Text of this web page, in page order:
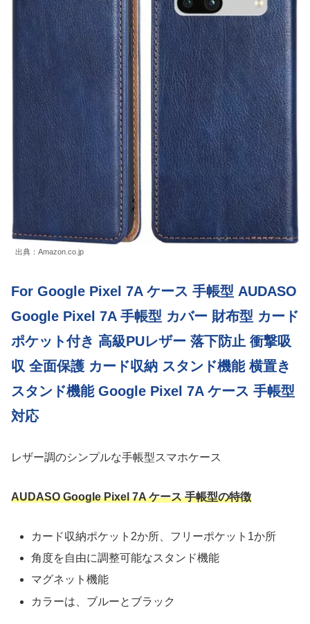
出典：Amazon.co.jp
For Google Pixel 7A ケース 手帳型 AUDASO
Google Pixel 7A 手帳型 カバー 財布型 カード
ポケット付き 高級PUレザー 落下防止 衝撃吸
収 全面保護 カード収納 スタンド機能 横置き
スタンド機能 Google Pixel 7A ケース 手帳型
対応
レザー調のシンプルな手帳型スマホケース
AUDASO Google Pixel 7A ケース 手帳型の特徴
カード収納ポケット2か所、フリーポケット1か所
角度を自由に調整可能なスタンド機能
マグネット機能
カラーは、ブルーとブラック